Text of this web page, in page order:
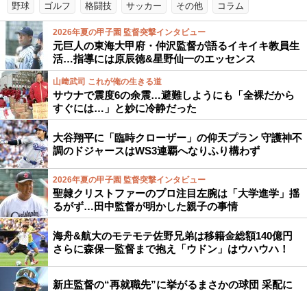
野球 ゴルフ 格闘技 サッカー その他 コラム
2026年夏の甲子園 監督突撃インタビュー
元巨人の東海大甲府・仲沢監督が語るイキイキ教員生
活…指導には原辰徳&星野仙一のエッセンス
山﨑武司 これが俺の生きる道
サウナで震度6の余震…避難しようにも「全裸だから
すぐには…」と妙に冷静だった
大谷翔平に「臨時クローザー」の仰天プラン 守護神不
調のドジャースはWS3連覇へなりふり構わず
2026年夏の甲子園 監督突撃インタビュー
聖隷クリストファーのプロ注目左腕は「大学進学」揺
るがず…田中監督が明かした親子の事情
海舟&航大のモテモテ佐野兄弟は移籍金総額140億円
さらに森保一監督まで抱え「ウドン」はウハウハ！
新庄監督の“再就職先”に挙がるまさかの球団 采配に